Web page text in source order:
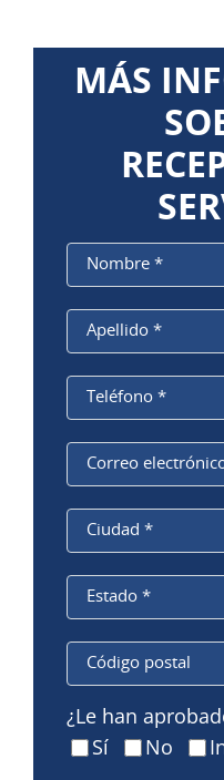
MÁS
Nombre *
Apellido *
Teléfono *
Correo
Ciudad *
Estado *
Código postal
¿Le han
Sí
No